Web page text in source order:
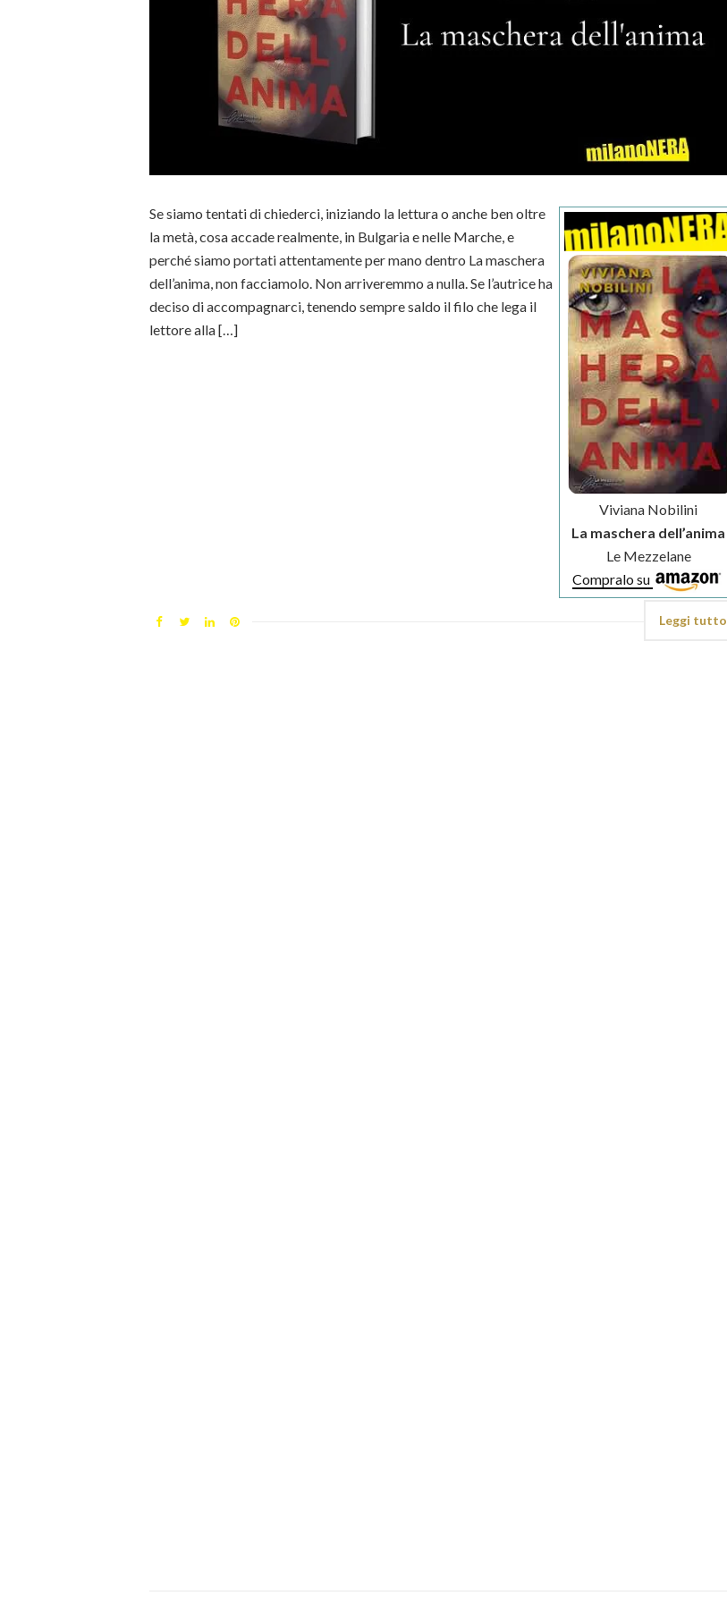
Viviana Nobilini
La maschera dell’anima
Le Mezzelane
Compralo su
Se siamo tentati di chiederci, iniziando la lettura o anche ben oltre
la metà, cosa accade realmente, in Bulgaria e nelle Marche, e
perché siamo portati attentamente per mano dentro La maschera
dell’anima, non facciamolo. Non arriveremmo a nulla. Se l’autrice ha
deciso di accompagnarci, tenendo sempre saldo il filo che lega il
lettore alla […]
Leggi tutto